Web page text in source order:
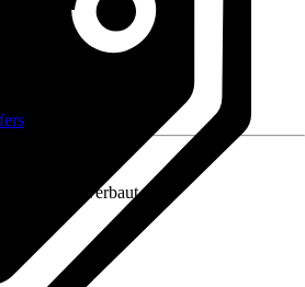
LED fest verbaut